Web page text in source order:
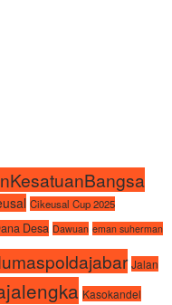
Cikeusal Cup 2025
Desa Dawuan eman suherman
Jalan
Kasokandel